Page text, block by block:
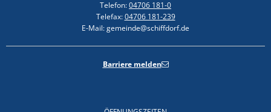
Telefon:04706 181-0
Telefax:04706 181-239
E-Mail: gemeinde@schiffdorf.de
Barriere melden